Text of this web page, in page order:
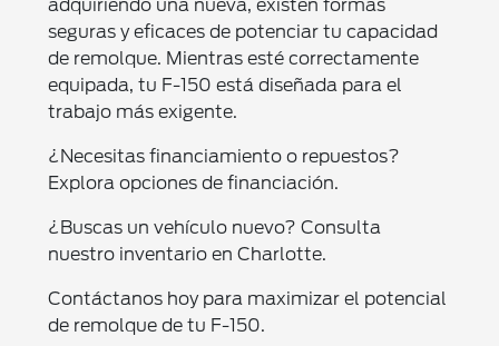
adquiriendo una nueva, existen formas
seguras y eficaces de potenciar tu capacidad
de remolque. Mientras esté correctamente
equipada, tu F-150 está diseñada para el
trabajo más exigente.
¿Necesitas financiamiento o repuestos?
Explora opciones de financiación.
¿Buscas un vehículo nuevo? Consulta
nuestro inventario en Charlotte.
Contáctanos hoy para maximizar el potencial
de remolque de tu F-150.